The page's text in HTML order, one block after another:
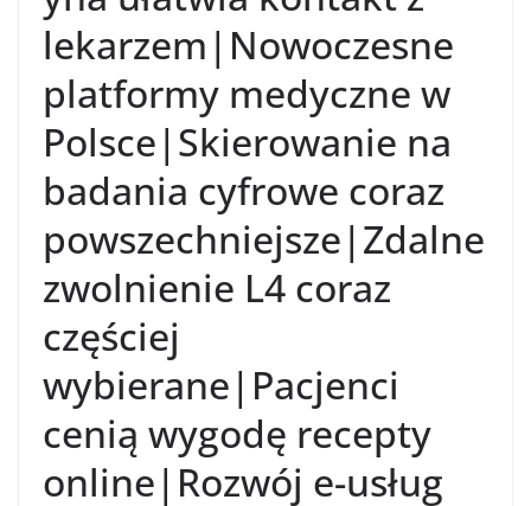
lekarzem|Nowoczesne
platformy medyczne w
Polsce|Skierowanie na
badania cyfrowe coraz
powszechniejsze|Zdalne
zwolnienie L4 coraz
częściej
wybierane|Pacjenci
cenią wygodę recepty
online|Rozwój e-usług